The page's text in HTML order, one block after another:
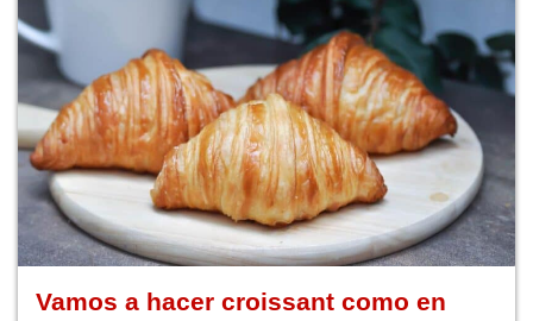
Vamos a hacer croissant como en